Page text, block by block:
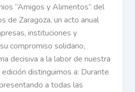
“Amigos y Alimentos” del
de Zaragoza, un acto anual
instituciones y
compromiso solidario,
decisiva a la labor de nuestra
distinguimos a: Durante
a todas las